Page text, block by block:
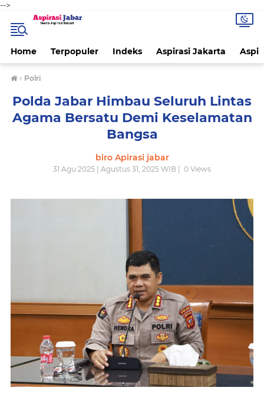
-->
Home Terpopuler Indeks Aspirasi Jakarta
› Polri
Polda Jabar Himbau Seluruh Lintas
Agama Bersatu Demi Keselamatan
Bangsa
biro Apirasi jabar
31 Agu 2025 | Agustus 31, 2025 WIB | 0 Views